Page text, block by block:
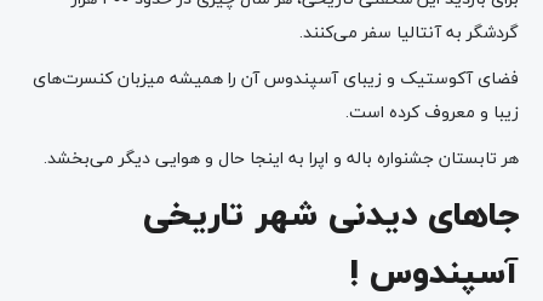
گردشگر به آنتالیا سفر می‌کنند.
فضای آکوستیک و زیبای آسپندوس آن را همیشه میزبان کنسرت‌های
زیبا و معروف کرده است.
هر تابستان جشنواره باله و اپرا به اینجا حال و هوایی دیگر می‌بخشد.
جاهای دیدنی شهر تاریخی
آسپندوس !